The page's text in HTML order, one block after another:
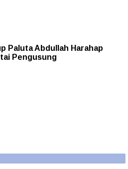
Paluta Abdullah Harahap
Pengusung